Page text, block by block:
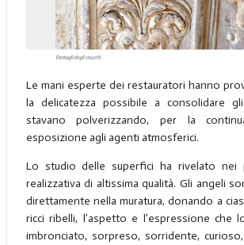
Le mani esperte dei restauratori hanno
la delicatezza possibile a consolidare
stavano polverizzando, per la
esposizione agli agenti atmosferici.
Lo studio delle superfici ha rivelato nei
realizzativa di altissima qualità. Gli angeli
direttamente nella muratura, donando a
ricci ribelli, l’aspetto e l’espressione che
imbronciato, sorpreso, sorridente,